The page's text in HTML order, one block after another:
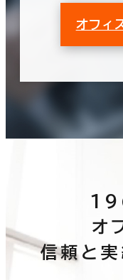
オフィ
オ
信頼と実